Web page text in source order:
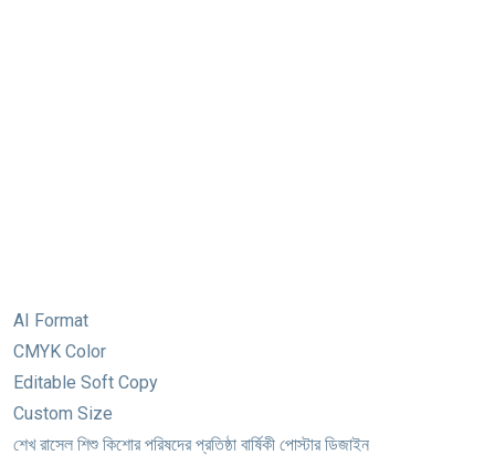
AI Format
CMYK Color
Editable Soft Copy
Custom Size
শেখ রাসেল শিশু কিশোর পরিষদের প্রতিষ্ঠা বার্ষিকী পোস্টার ডিজাইন